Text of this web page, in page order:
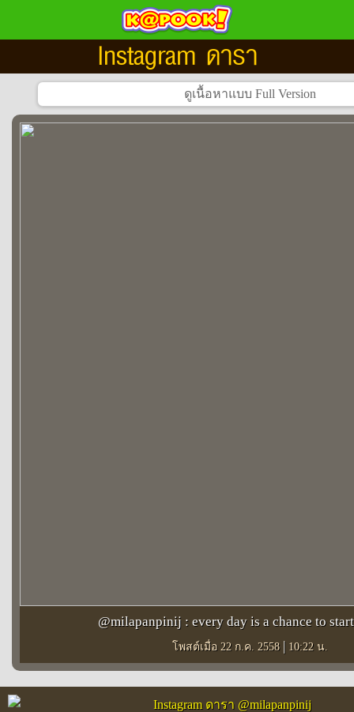
Instagram ดารา
@milapanpinij : every day is a chance to
โพสต์เมื่อ 22 ก.ค. 2558 | 10:22 น.
Instagram ดารา @milapanpinij